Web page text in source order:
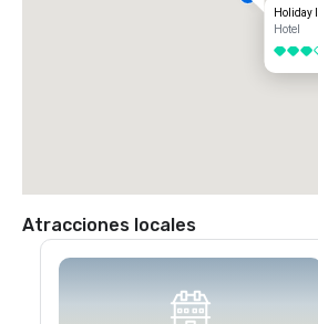
Holiday
Hotel
3 de 5
Atracciones locales